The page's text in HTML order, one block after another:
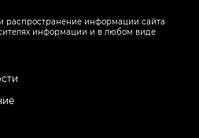
распространение информации сайта
информации и в любом виде